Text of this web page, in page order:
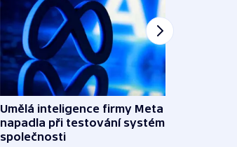
Umělá inteligence firmy Meta
napadla při testování systém jiné
společnosti